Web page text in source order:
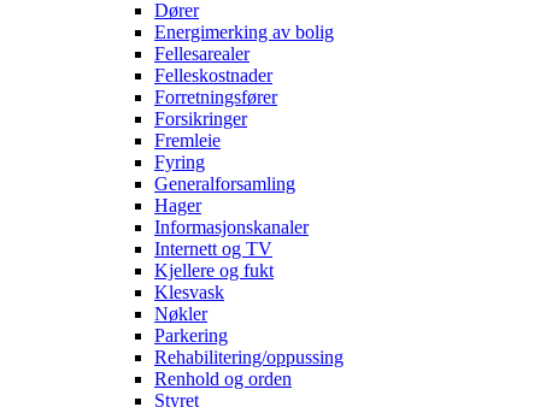
Dører
Energimerking av bolig
Fellesarealer
Felleskostnader
Forretningsfører
Forsikringer
Fremleie
Fyring
Generalforsamling
Hager
Informasjonskanaler
Internett og TV
Kjellere og fukt
Klesvask
Nøkler
Parkering
Rehabilitering/oppussing
Renhold og orden
Styret